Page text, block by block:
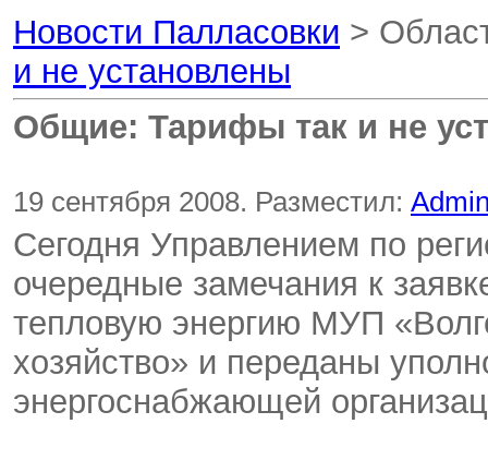
Новости Палласовки >
и не установлены
Общие: Тарифы так и не
19 сентября 2008. Разместил:
Сегодня Управлением по
очередные замечания к
тепловую энергию МУП
хозяйство» и переданы
энергоснабжающей